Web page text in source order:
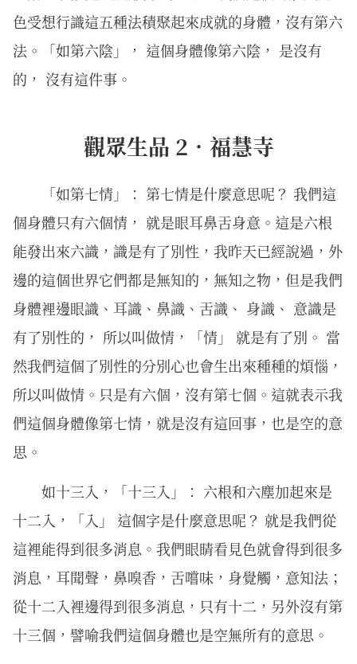
色受想行識這五種法積聚起來成就的身體，沒有第六
法。「如第六陰」， 這個身體像第六陰， 是沒有
的， 沒有這件事。
觀眾生品 2．福慧寺
「如第七情」： 第七情是什麼意思呢？ 我們這
個身體只有六個情， 就是眼耳鼻舌身意。這是六根
能發出來六識，識是有了別性，我昨天已經說過，外
邊的這個世界它們都是無知的，無知之物，但是我們
身體裡邊眼識、耳識、鼻識、舌識、 身識、 意識是
有了別性的， 所以叫做情，「情」 就是有了別。 當
然我們這個了別性的分別心也會生出來種種的煩惱，
所以叫做情。只是有六個，沒有第七個。這就表示我
們這個身體像第七情，就是沒有這回事，也是空的意
思。
如十三入，「十三入」： 六根和六塵加起來是
十二入，「入」 這個字是什麼意思呢？ 就是我們從
這裡能得到很多消息。我們眼睛看見色就會得到很多
消息，耳聞聲，鼻嗅香，舌嚐味，身覺觸，意知法；
從十二入裡邊得到很多消息，只有十二，另外沒有第
十三個，譬喻我們這個身體也是空無所有的意思。